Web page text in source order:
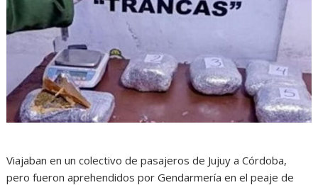
Viajaban en un colectivo de pasajeros de Jujuy a Córdoba,
pero fueron aprehendidos por Gendarmería en el peaje de